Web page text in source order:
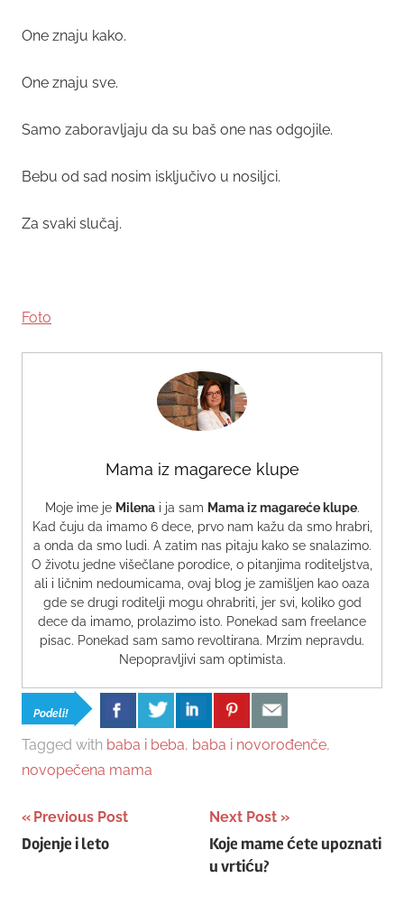
One znaju kako.
One znaju sve.
Samo zaboravljaju da su baš one nas odgojile.
Bebu od sad nosim isključivo u nosiljci.
Za svaki slučaj.
Foto
Mama iz magarece klupe
Moje ime je Milenai ja sam Mama iz magareće klupe.
Kad čuju da imamo 6 dece, prvo nam kažu da smo hrabri,
a onda da smo ludi. A zatim nas pitaju kako se snalazimo.
O životu jedne višečlane porodice, o pitanjima roditeljstva,
ali i ličnim nedoumicama, ovaj blog je zamišljen kao oaza
gde se drugi roditelji mogu ohrabriti, jer svi, koliko god
dece da imamo, prolazimo isto. Ponekad sam freelance
pisac. Ponekad sam samo revoltirana. Mrzim nepravdu.
Nepopravljivi sam optimista.
Podeli!
Tagged with baba i beba, baba i novorođenče,
novopečena mama
Post
navigation
Previous Post
Dojenje i leto
Next Post
Koje mame ćete upoznati
u vrtiću?